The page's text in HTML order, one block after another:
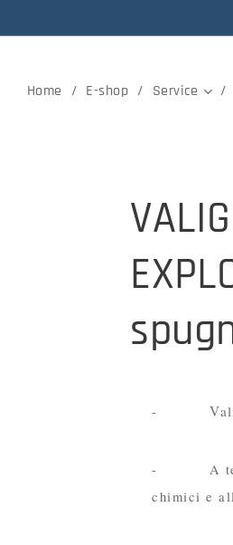
Home E-shop Service
- Valigia
- A tenuta
chimici e